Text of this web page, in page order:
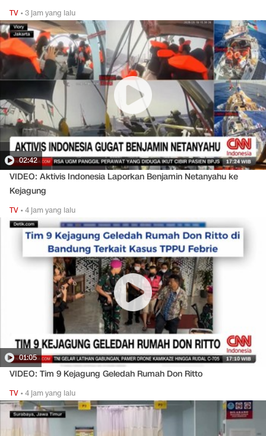
TV •3 jam yang lalu
02:42
VIDEO: Aktivis Indonesia Laporkan Benjamin Netanyahu ke
Kejagung
TV •4 jam yang lalu
01:05
VIDEO: Tim 9 Kejagung Geledah Rumah Don Ritto
TV •4 jam yang lalu